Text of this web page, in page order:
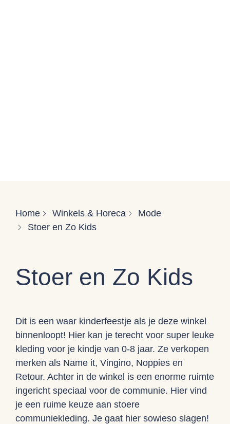
Home Winkels & Horeca
Mode
Stoer en Zo Kids
Stoer en Zo Kids
Dit is een waar kinderfeestje als je deze winkel
binnenloopt! Hier kan je terecht voor super leuke
kleding voor je kindje van 0-8 jaar. Ze verkopen
merken als Name it, Vingino, Noppies en
Retour. Achter in de winkel is een enorme ruimte
ingericht speciaal voor de communie. Hier vind
je een ruime keuze aan stoere
communiekleding. Je gaat hier sowieso slagen!